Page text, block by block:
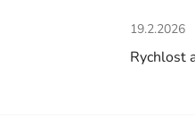
5 z 5 hvězdiček.
19.2.2026
Rychlost